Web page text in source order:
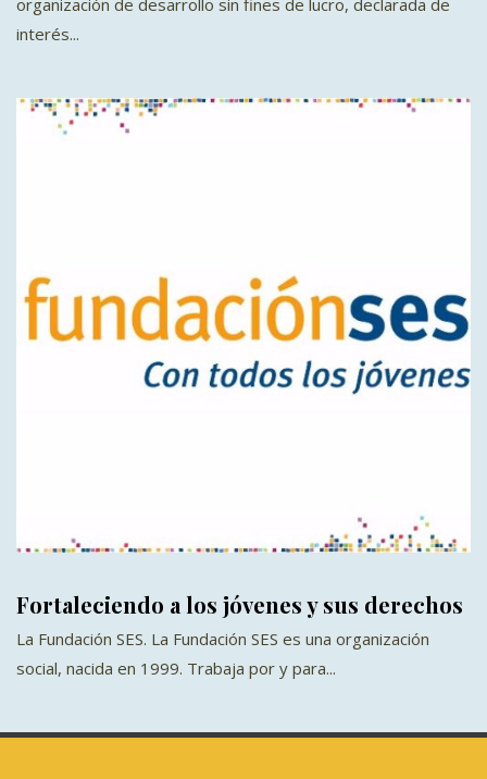
interés...
Fortaleciendo a los jóvenes y sus derechos
La Fundación SES. La Fundación SES es una organización
social, nacida en 1999. Trabaja por y para...